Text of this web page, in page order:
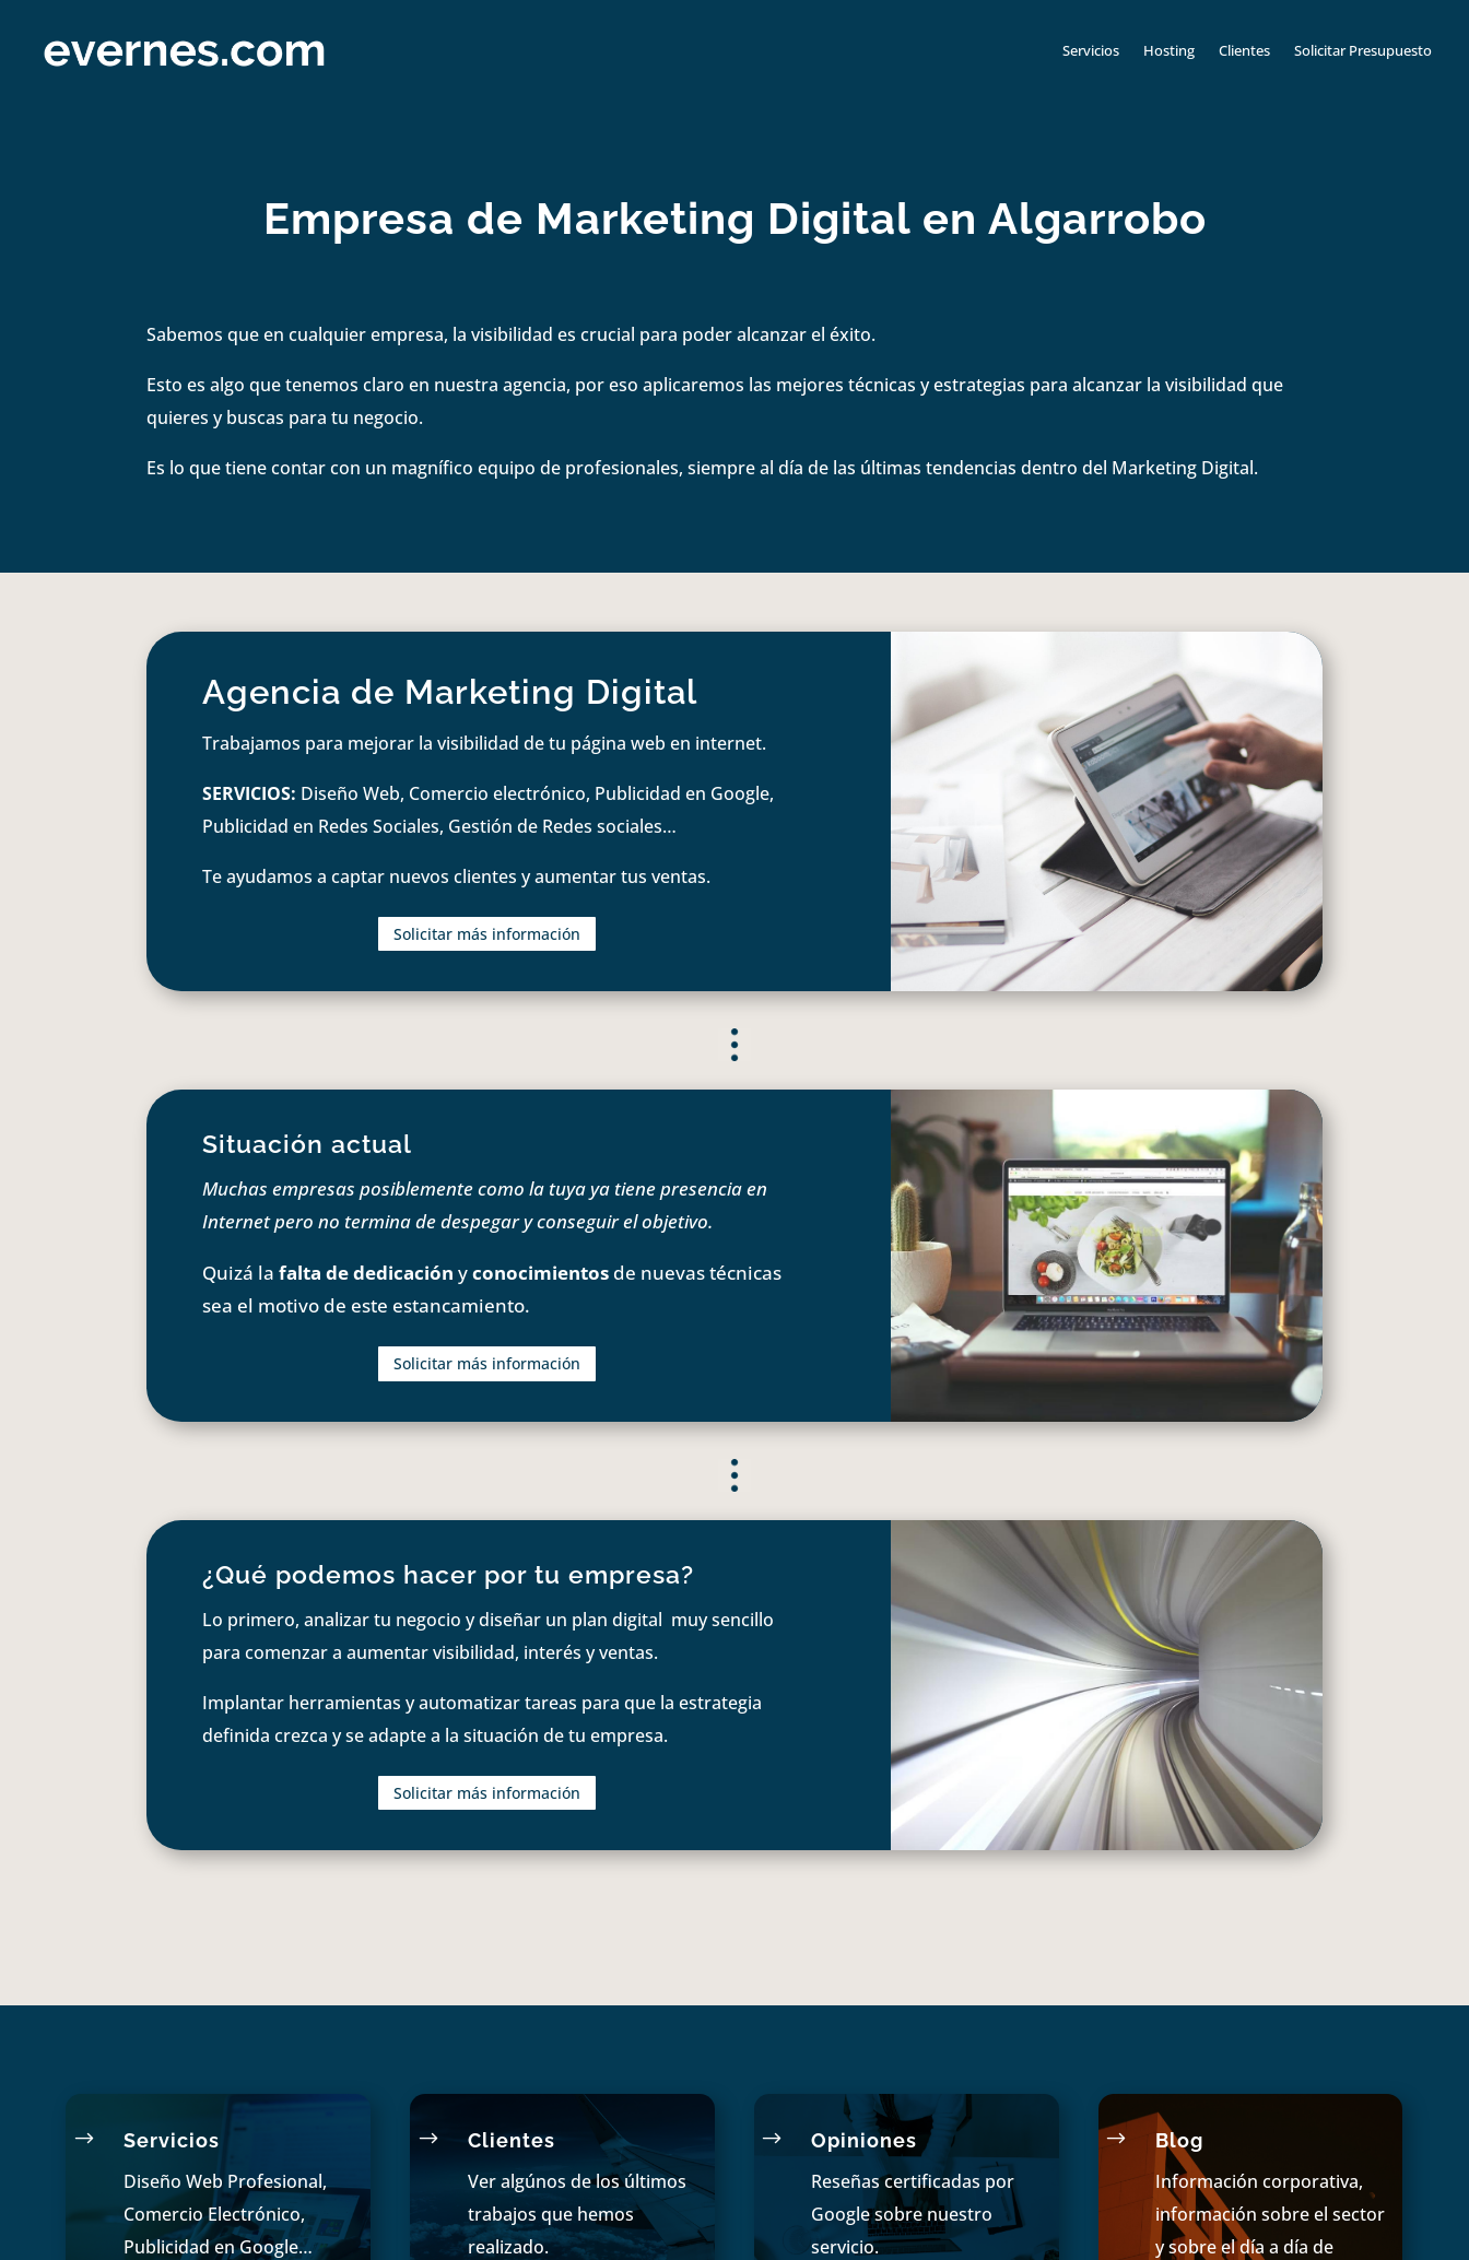
Servicios Hosting Clientes Solicitar Presupuesto
Empresa de Marketing Digital en Algarrobo
Sabemos que en cualquier empresa, la visibilidad es crucial para poder alcanzar el éxito.
Esto es algo que tenemos claro en nuestra agencia, por eso aplicaremos las mejores técnicas y estrategias para alcanzar la visibilidad que
quieres y buscas para tu negocio.
Es lo que tiene contar con un magnífico equipo de profesionales, siempre al día de las últimas tendencias dentro del Marketing Digital.
Agencia de Marketing Digital
Trabajamos para mejorar la visibilidad de tu página web en internet.
SERVICIOS: Diseño Web, Comercio electrónico, Publicidad en Google,
Publicidad en Redes Sociales, Gestión de Redes sociales…
Te ayudamos a captar nuevos clientes y aumentar tus ventas.
Solicitar más información
Situación actual
Muchas empresas posiblemente como la tuya ya tiene presencia en
Internet pero no termina de despegar y conseguir el objetivo.
Quizá lafalta de dedicación yconocimientos de nuevas técnicas
sea el motivo de este estancamiento.
Solicitar más información
¿Qué podemos hacer por tu empresa?
Lo primero, analizar tu negocio y diseñar un plan digital muy sencillo
para comenzar a aumentar visibilidad, interés y ventas.
Implantar herramientas y automatizar tareas para que la estrategia
definida crezca y se adapte a la situación de tu empresa.
Solicitar más información
$ Servicios
Diseño Web Profesional,
Comercio Electrónico,
Publicidad en Google…
$ Clientes
Ver algúnos de los últimos
trabajos que hemos
realizado.
$ Opiniones
Reseñas certificadas por
Google sobre nuestro
servicio.
$ Blog
Información corporativa,
información sobre el sector
y sobre el día a día de